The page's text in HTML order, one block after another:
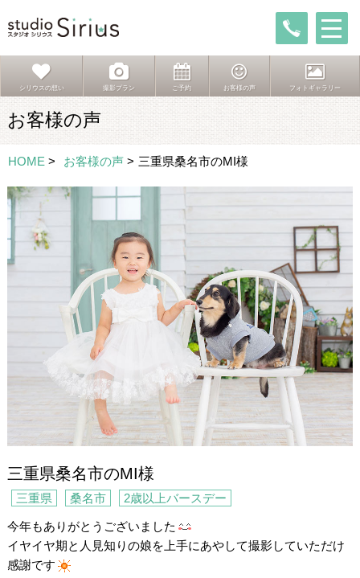
シリウスの想い 撮影プラン ご予約 お客様の声 フォトギャラリー
お客様の声
HOME > お客様の声 > 三重県桑名市のMI様
三重県桑名市のMI様
三重県 桑名市 2歳以上バースデー
今年もありがとうございました
イヤイヤ期と人見知りの娘を上手にあやして撮影していただけ
感謝です